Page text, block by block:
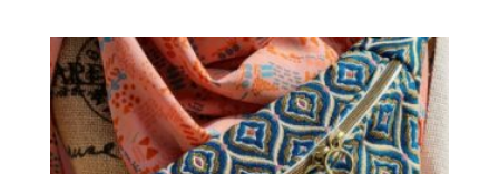
44,00 €
à
55,00 €